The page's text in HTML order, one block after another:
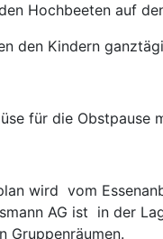
Hochbeeten auf
den Kindern
für die Obstpause
wird vom
AG ist in der
Gruppenräumen.